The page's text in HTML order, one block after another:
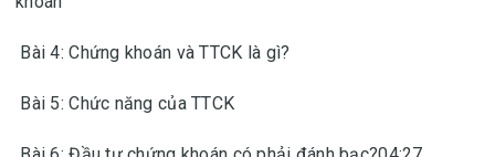
Bài 4: Chứng khoán và TTCK là gì?
Bài 5: Chức năng của TTCK